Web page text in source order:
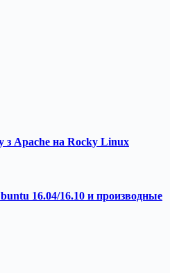
з Apache на Rocky Linux
16.04/16.10 и производные